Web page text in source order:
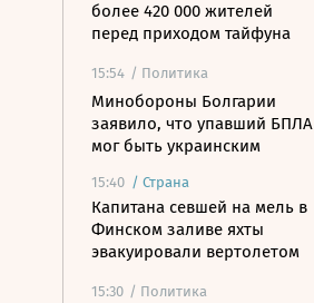
более 420 000 жителей
перед приходом тайфуна
15:54 / Политика
Минобороны Болгарии
заявило, что упавший БПЛА
мог быть украинским
15:40 / Страна
Капитана севшей на мель в
Финском заливе яхты
эвакуировали вертолетом
15:30 / Политика